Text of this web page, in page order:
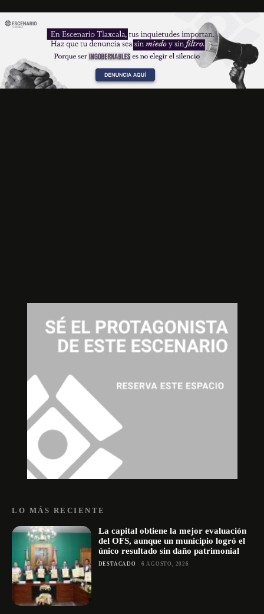
LO MÁS RECIENTE
La capital obtiene la mejor evaluación
del OFS, aunque un municipio logró el
único resultado sin daño patrimonial
DESTACADO 6 AGOSTO, 2026